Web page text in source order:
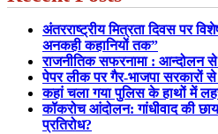
अंतरराष्ट्रीय मित्रता दिवस पर
अनकही कहानियों तक”
राजनीतिक सफरनामा : आन्दोलन
पेपर लीक पर गैर-भाजपा सरकारों
कहां चला गया पुलिस के हाथों में
कॉकरोच आंदोलन: गांधीवाद की
प्रतिरोध?